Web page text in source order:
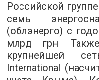
Российской
семь
(облэнерго) с
млрд грн.
крупнейшей
International